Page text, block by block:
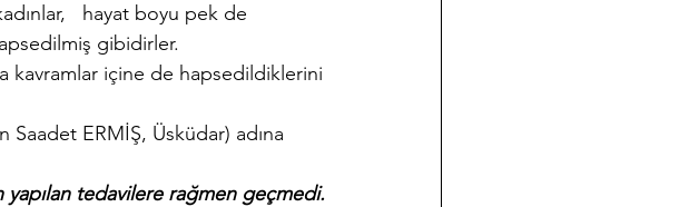
hayat boyu pek de
gibidirler.
kavramlar içine de hapsedildiklerini
Saadet ERMİŞ, Üsküdar) adına
tedavilere rağmen geçmedi.